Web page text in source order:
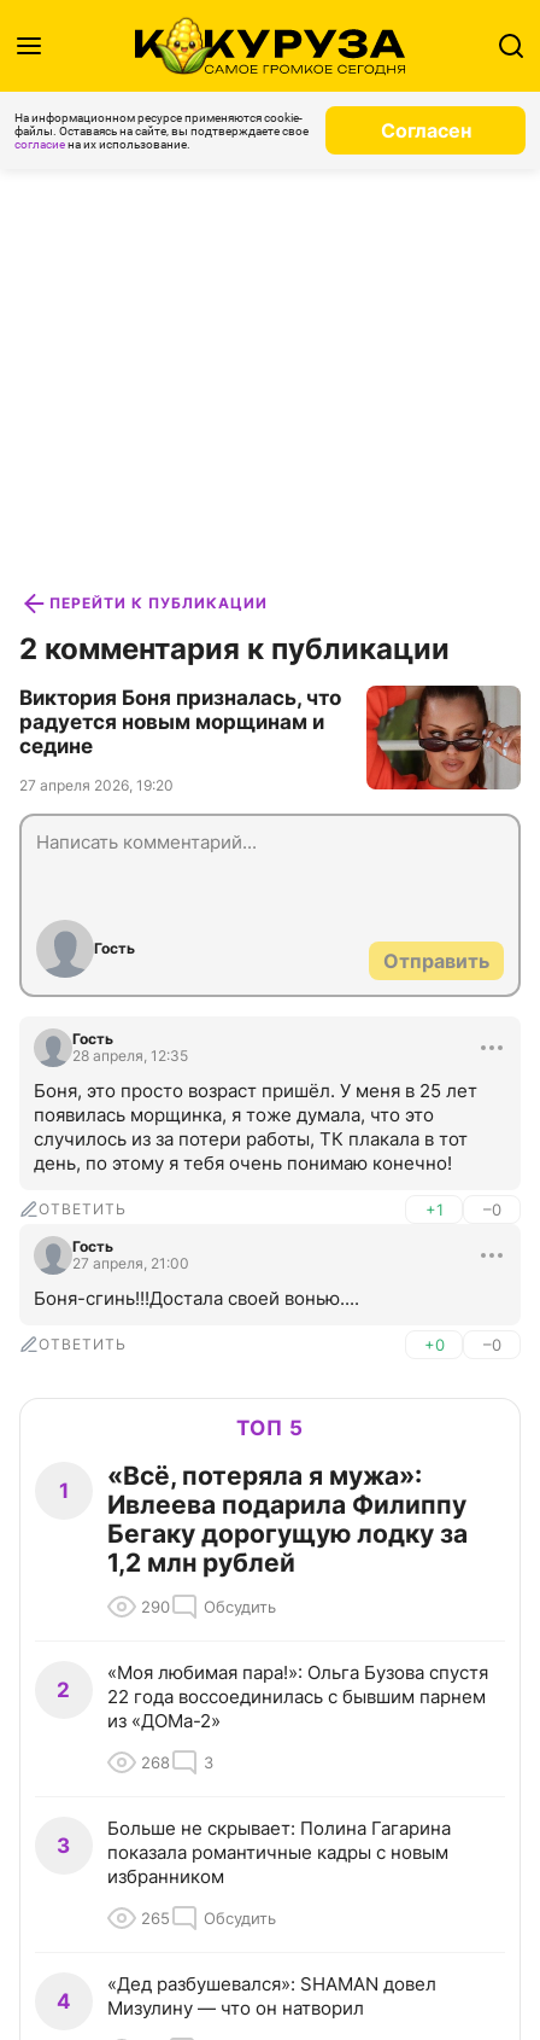
На информационном ресурсе применяются cookie-
файлы. Оставаясь на сайте, вы подтверждаете свое
согласиена их использование.
Согласен
ПЕРЕЙТИ К ПУБЛИКАЦИИ
2 комментария к публикации
Виктория Боня призналась, что
радуется новым морщинам и
седине
27 апреля 2026, 19:20
Гость
Отправить
Гость
28 апреля, 12:35
Боня, это просто возраст пришёл. У меня в 25 лет
появилась морщинка, я тоже думала, что это
случилось из за потери работы, ТК плакала в тот
день, по этому я тебя очень понимаю конечно!
ОТВЕТИТЬ +1 –0
Гость
27 апреля, 21:00
Боня-сгинь!!!Достала своей вонью....
ОТВЕТИТЬ +0 –0
ТОП 5
1
«Всё, потеряла я мужа»:
Ивлеева подарила Филиппу
Бегаку дорогущую лодку за
1,2 млн рублей
290 Обсудить
2
«Моя любимая пара!»: Ольга Бузова спустя
22 года воссоединилась с бывшим парнем
из «ДОМа-2»
268 3
3
Больше не скрывает: Полина Гагарина
показала романтичные кадры с новым
избранником
265 Обсудить
4
«Дед разбушевался»: SHAMAN довел
Мизулину — что он натворил